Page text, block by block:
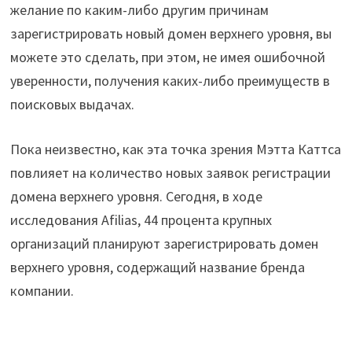
желание по каким-либо другим причинам
зарегистрировать новый домен верхнего уровня, вы
можете это сделать, при этом, не имея ошибочной
уверенности, получения каких-либо преимуществ в
поисковых выдачах.
Пока неизвестно, как эта точка зрения Мэтта Каттса
повлияет на количество новых заявок регистрации
домена верхнего уровня. Сегодня, в ходе
исследования Afilias, 44 процента крупных
организаций планируют зарегистрировать домен
верхнего уровня, содержащий название бренда
компании.